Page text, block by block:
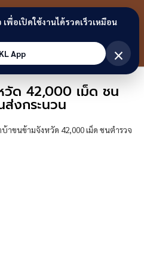
ขอนแก่น
ลิงก์
วัด 42,000 เม็ด ชน
ส่งกระนวน
บ้าขนข้ามจังหวัด 42,000 เม็ด ชนตำรวจ
พื่อเปิดใช้งานได้รวดเร็วเหมือน
App
×